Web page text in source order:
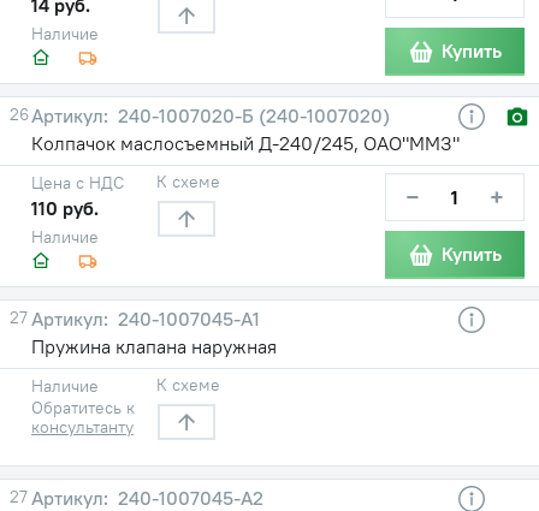
Наличие
Купить
26
240-1007020-Б (240-1007020)
Колпачок маслосъемный Д-240/245, ОАО"ММЗ"
Наличие
Цена с НДС
110 руб.
К схеме − +
Купить
27
240-1007045-А1
Пружина клапана наружная
Наличие
Обратитесь к
консультанту
К схеме
27
240-1007045-А2